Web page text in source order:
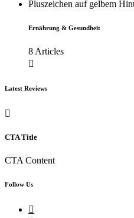
Ernährung & Gesundheit
8 Articles
Latest Reviews
CTA Title
CTA Content
Follow Us